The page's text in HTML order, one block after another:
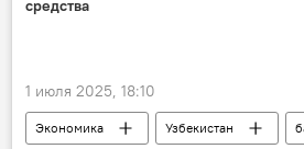
средства
1 июля 2025, 18:10
Экономика Узбекистан